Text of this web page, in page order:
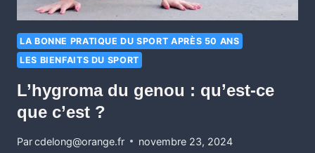
LA BONNE PRATIQUE DU SPORT APRÈS 50 ANS
LES BIENFAITS DU SPORT
L’hygroma du genou : qu’est-ce
que c’est ?
Parcdelong@orange.fr novembre 23, 2024